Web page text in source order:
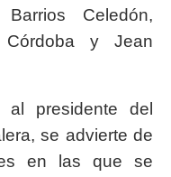
Celedón,
Córdoba y Jean
presidente del
se advierte de
en las que se